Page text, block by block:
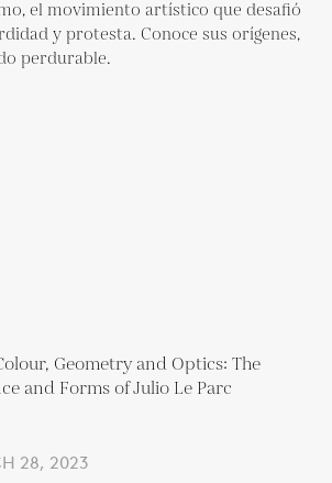
el movimiento artístico que desafió
y protesta. Conoce sus orígenes,
perdurable.
28, 2023